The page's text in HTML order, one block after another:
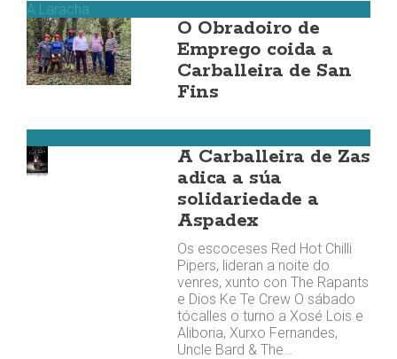
A Laracha
O Obradoiro de
Emprego coida a
Carballeira de San
Fins
A Carballeira de Zas
adica a súa
solidariedade a
Aspadex
Os escoceses Red Hot Chilli
Pipers, lideran a noite do
venres, xunto con The Rapants
e Dios Ke Te Crew O sábado
tócalles o turno a Xosé Lois e
Aliboria, Xurxo Fernandes,
Uncle Bard & The…